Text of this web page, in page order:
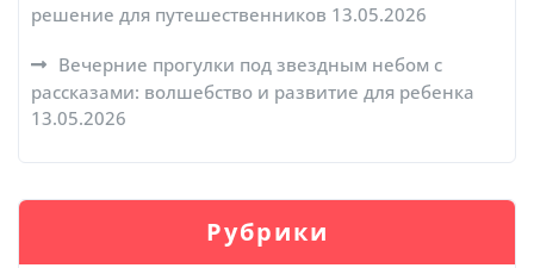
решение для путешественников 13.05.2026
Вечерние прогулки под звездным небом с
рассказами: волшебство и развитие для ребенка
13.05.2026
Рубрики